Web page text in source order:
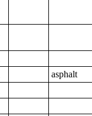
asphalt